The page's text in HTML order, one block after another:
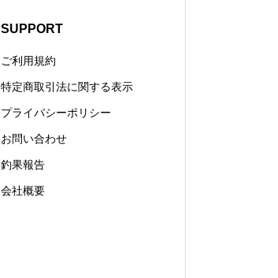
SUPPORT
ご利用規約
特定商取引法に関する表示
プライバシーポリシー
お問い合わせ
釣果報告
会社概要